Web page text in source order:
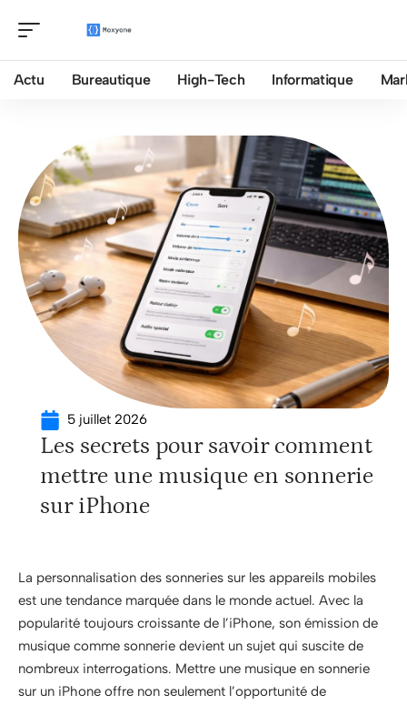
Actu Bureautique High-Tech Informatique
5 juillet 2026
Les secrets pour savoir comment
mettre une musique en sonnerie
sur iPhone
La personnalisation des sonneries sur les appareils mobiles
est une tendance marquée dans le monde actuel. Avec la
popularité toujours croissante de l’iPhone, son émission de
musique comme sonnerie devient un sujet qui suscite de
nombreux interrogations. Mettre une musique en sonnerie
sur un iPhone offre non seulement l’opportunité de